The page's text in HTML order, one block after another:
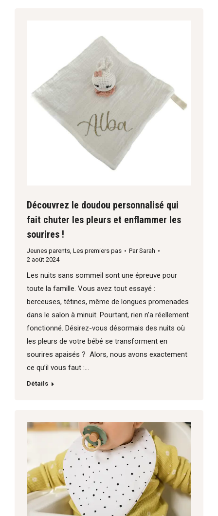
Découvrez le doudou personnalisé qui
fait chuter les pleurs et enflammer les
sourires !
Jeunes parents, Les premiers pas ParSarah
2 août 2024
Les nuits sans sommeil sont une épreuve pour
toute la famille. Vous avez tout essayé :
berceuses, tétines, même de longues promenades
dans le salon à minuit. Pourtant, rien n’a réellement
fonctionné. Désirez-vous désormais des nuits où
les pleurs de votre bébé se transforment en
sourires apaisés ? Alors, nous avons exactement
ce qu’il vous faut :…
Détails